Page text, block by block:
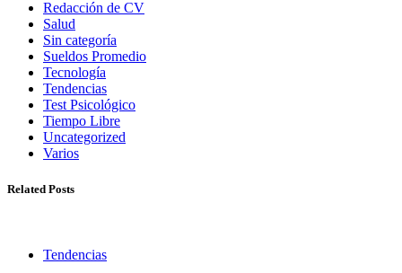
Redacción de CV
Salud
Sin categoría
Sueldos Promedio
Tecnología
Tendencias
Test Psicológico
Tiempo Libre
Uncategorized
Varios
Related Posts
Tendencias